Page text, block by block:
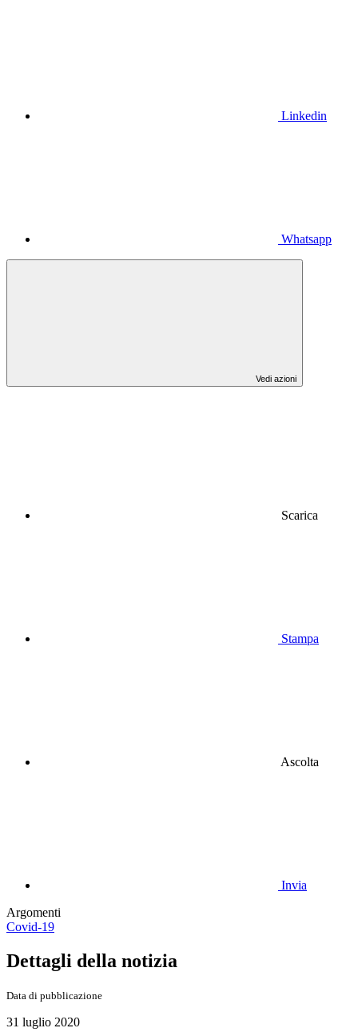
Linkedin
Whatsapp
Vedi azioni
Scarica
Stampa
Ascolta
Invia
Argomenti
Covid-19
Dettagli della notizia
Data di pubblicazione
31 luglio 2020